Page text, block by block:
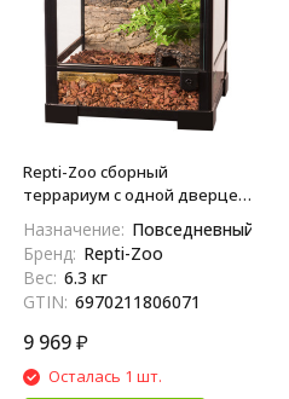
Repti-Zoo сборный
террариум с одной дверцей,
Назначение: Повседневный
Бренд: Repti-Zoo
Вес: 6.3 кг
GTIN: 6970211806071
9 969₽
Осталась 1 шт.